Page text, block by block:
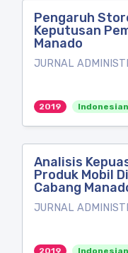
Pengaruh
Keputusan
Manado
JURNAL
2019 Indonesian
Analisis
Produk Mobil
Cabang
JURNAL
2019 Indonesian